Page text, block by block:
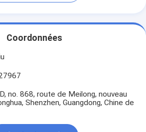
Coordonnées
no. 868, route de Meilong, nouveau
Shenzhen, Guangdong, Chine de